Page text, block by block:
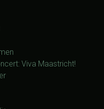
Viva Maastricht!